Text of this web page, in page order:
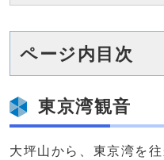
ページ内目次
東京湾観音
大坪山から、東京湾を